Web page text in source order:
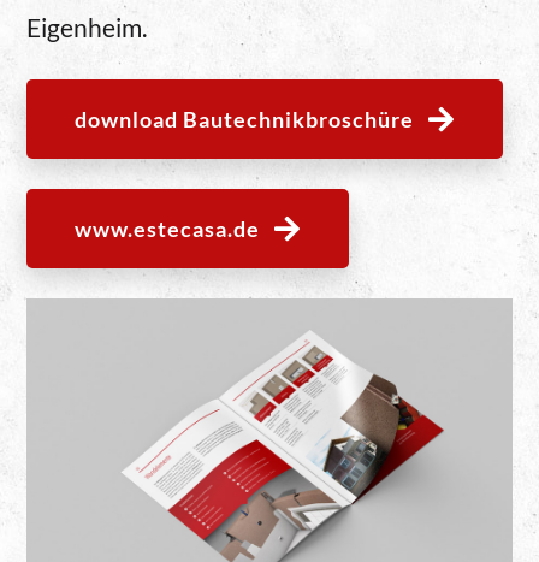
Eigenheim.
download Bautechnikbroschüre
www.estecasa.de